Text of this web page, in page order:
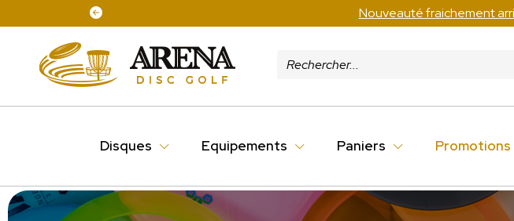
Nouveauté fraichement
Disques Equipements Paniers Promotions